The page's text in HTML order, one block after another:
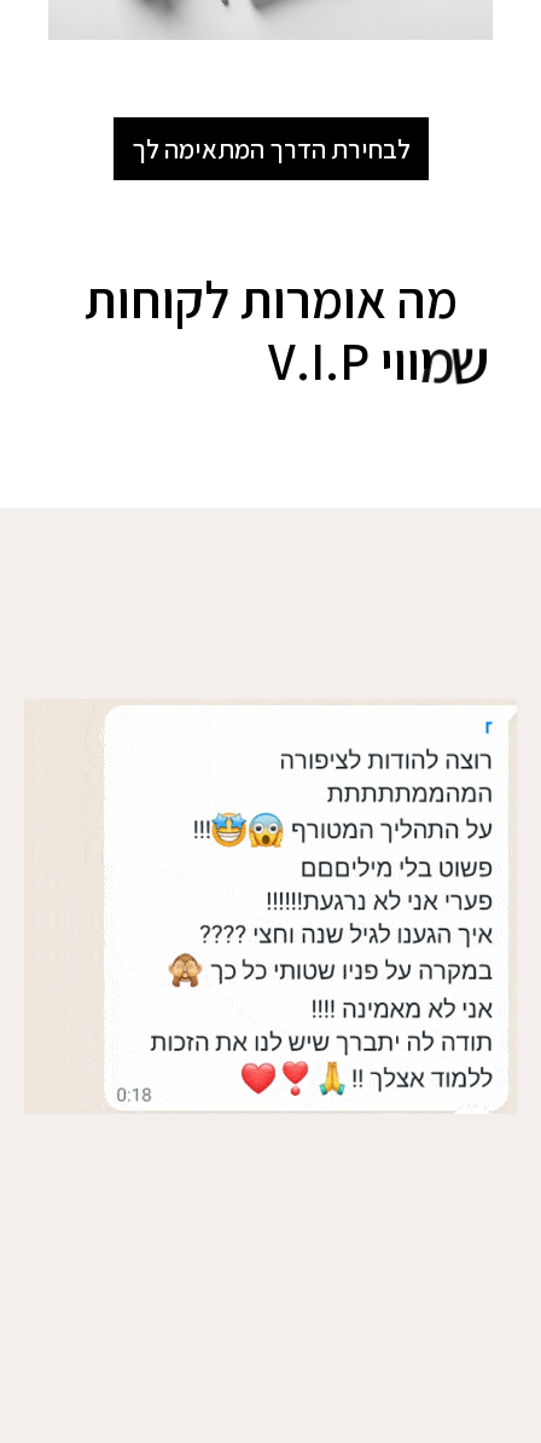
לבחירת הדרך המתאימה לך
מה אומרות לקוחות
שמשתתפות